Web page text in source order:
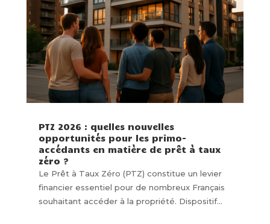
PTZ 2026 : quelles nouvelles
opportunités pour les primo-
accédants en matière de prêt à taux
zéro ?
Le Prêt à Taux Zéro (PTZ) constitue un levier
financier essentiel pour de nombreux Français
souhaitant accéder à la propriété. Dispositif...